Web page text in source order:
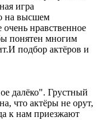
игра
на высшем
нравственное
понятен многим
подбор актёров и
далёко". Грустный
что актёры не орут,
к нам приезжают